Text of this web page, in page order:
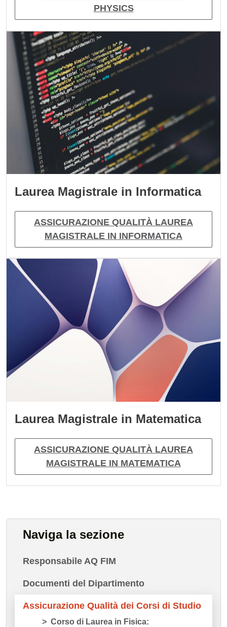
PHYSICS
Immagine
Laurea Magistrale in Informatica
ASSICURAZIONE QUALITÀ LAUREA
MAGISTRALE IN INFORMATICA
Immagine
Laurea Magistrale in Matematica
ASSICURAZIONE QUALITÀ LAUREA
MAGISTRALE IN MATEMATICA
Naviga la sezione
Responsabile AQ FIM
Documenti del Dipartimento
Assicurazione Qualità dei Corsi di Studio
Corso di Laurea in Fisica: